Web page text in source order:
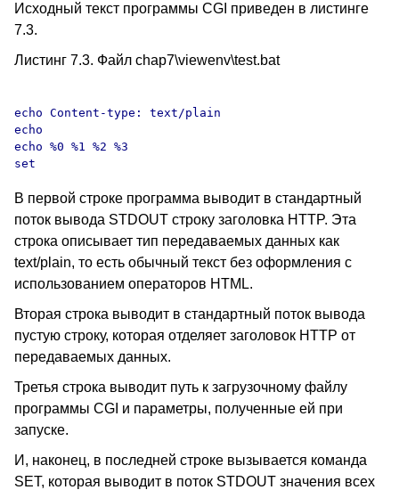
Исходный текст программы CGI приведен в листинге
7.3.
Листинг 7.3. Файл chap7\viewenv\test.bat
echo Content-type: text/plain
echo
echo %0 %1 %2 %3
В первой строке программа выводит в стандартный
поток вывода STDOUT строку заголовка HTTP. Эта
строка описывает тип передаваемых данных как
text/plain, то есть обычный текст без оформления с
использованием операторов HTML.
Вторая строка выводит в стандартный поток вывода
пустую строку, которая отделяет заголовок HTTP от
передаваемых данных.
Третья строка выводит путь к загрузочному файлу
программы CGI и параметры, полученные ей при
запуске.
И, наконец, в последней строке вызывается команда
SET, которая выводит в поток STDOUT значения всех